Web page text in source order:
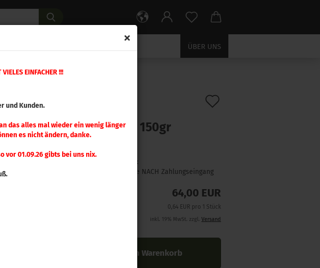
EINFACHER !!!
und Kunden.
das alles mal wieder ein wenig länger
es nicht ändern, danke.
vor 01.09.26 gibts bei uns nix.
ÜBER UNS
MatchKing 150gr
100 Stück
Lieferzeit:
1 Woche NACH Zahlungseingang
64,00 EUR
0,64 EUR pro 1 Stück
inkl. 19% MwSt. zzgl. Versand
In den Warenkorb